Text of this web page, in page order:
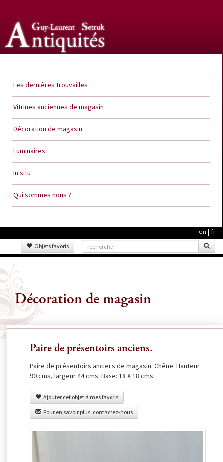
Les dernières trouvailles
Vitrines anciennes de magasin
Décoration de magasin
Luminaires
In situ
Qui sommes nous ?
en | fr
Objets favoris
Décoration de magasin
Paire de présentoirs anciens.
Paire de présentoirs anciens de magasin. Chêne. Hauteur
90 cms, largeur 44 cms. Base: 18 X 18 cms.
Ajouter cet objet à mes favoris
Pour en savoir plus, contactez-nous